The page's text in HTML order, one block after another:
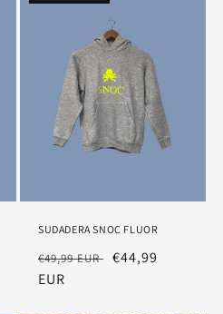
SUDADERA SNOC FLUOR
Precio
habitual
€49,99 EUR Precio
€44,99
EUR